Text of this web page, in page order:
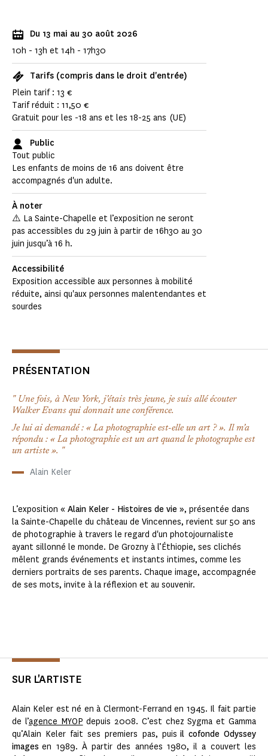
Du 13 mai au 30 août 2026
10h - 13h et 14h - 17h30
Tarifs (compris dans le droit d'entrée)
Plein tarif : 13 €
Tarif réduit : 11,50 €
Gratuit pour les -18 ans et les 18-25 ans (UE)
Public
Tout public
Les enfants de moins de 16 ans doivent être
accompagnés d'un adulte.
À noter
⚠️ La Sainte-Chapelle et l’exposition ne seront
pas accessibles du 29 juin à partir de 16h30 au 30
juin jusqu’à 16 h.
Accessibilité
Exposition accessible aux personnes à mobilité
réduite, ainsi qu'aux personnes malentendantes et
sourdes
PRÉSENTATION
Une fois, à New York, j’étais très jeune, je suis allé écouter
Walker Evans qui donnait une conférence.
Je lui ai demandé : « La photographie est-elle un art ? ». Il m’a
répondu : « La photographie est un art quand le photographe est
un artiste ».
Alain Keler
L’exposition « Alain Keler - Histoires de vie », présentée dans
la Sainte-Chapelle du château de Vincennes, revient sur 50 ans
de photographie à travers le regard d'un photojournaliste
ayant sillonné le monde. De Grozny à l’Éthiopie, ses clichés
mêlent grands événements et instants intimes, comme les
derniers portraits de ses parents. Chaque image, accompagnée
de ses mots, invite à la réflexion et au souvenir.
SUR L'ARTISTE
Alain Keler est né en à Clermont-Ferrand en 1945. Il fait partie
de l’agence MYOP depuis 2008. C’est chez Sygma et Gamma
qu’Alain Keler fait ses premiers pas, puis il cofonde Odyssey
images en 1989. À partir des années 1980, il a couvert les